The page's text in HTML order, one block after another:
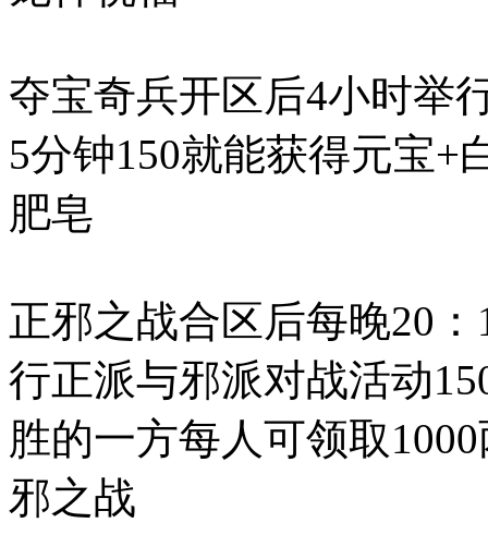
夺宝奇兵开区后4小时举
5分钟150就能获得元宝+
肥皂
正邪之战合区后每晚20
行正派与邪派对战活动
胜的一方每人可领取
邪之战